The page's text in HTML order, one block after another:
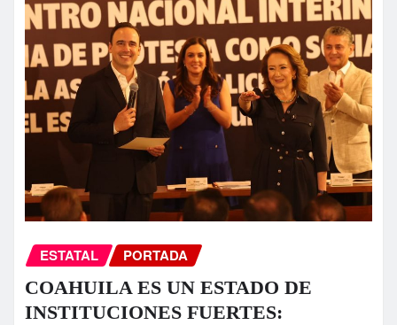
ESTATAL PORTADA
COAHUILA ES UN ESTADO DE
INSTITUCIONES FUERTES: